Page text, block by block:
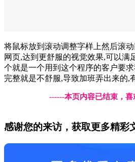
将鼠标放到滚动调整字样上然后滚
网页,达到更舒服的视觉效果,可以满
个就是一个用到这个程序的客户要
完整就是不舒服,导致加班弄出来的,
------本页内容已结束，
感谢您的来访，获取更多精彩